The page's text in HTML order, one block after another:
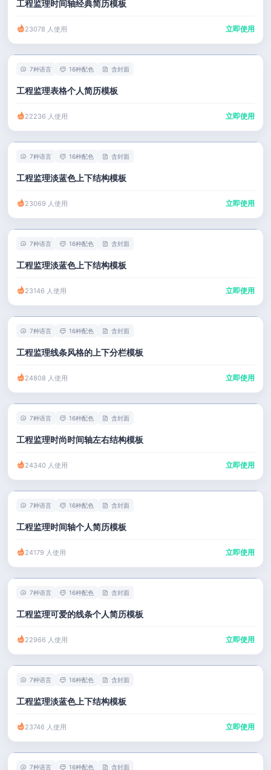
工程监理时间轴经典简历模板
23078 人使用 立即使用
7种语言 16种配色 含封面
工程监理表格个人简历模板
22236 人使用 立即使用
7种语言 16种配色 含封面
工程监理淡蓝色上下结构模板
23069 人使用 立即使用
7种语言 16种配色 含封面
工程监理淡蓝色上下结构模板
23146 人使用 立即使用
7种语言 16种配色 含封面
工程监理线条风格的上下分栏模板
24808 人使用 立即使用
7种语言 16种配色 含封面
工程监理时尚时间轴左右结构模板
24340 人使用 立即使用
7种语言 16种配色 含封面
工程监理时间轴个人简历模板
24179 人使用 立即使用
7种语言 16种配色 含封面
工程监理可爱的线条个人简历模板
22966 人使用 立即使用
7种语言 16种配色 含封面
工程监理淡蓝色上下结构模板
23746 人使用 立即使用
7种语言 16种配色 含封面